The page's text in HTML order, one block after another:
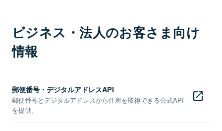
ビジネス・法人のお客さま向け
情報
郵便番号・デジタルアドレスAPI
郵便番号とデジタルアドレスから住所を取得できる公式API
を提供。